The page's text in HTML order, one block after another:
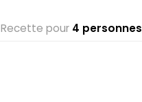
Recette pour 4 personnes